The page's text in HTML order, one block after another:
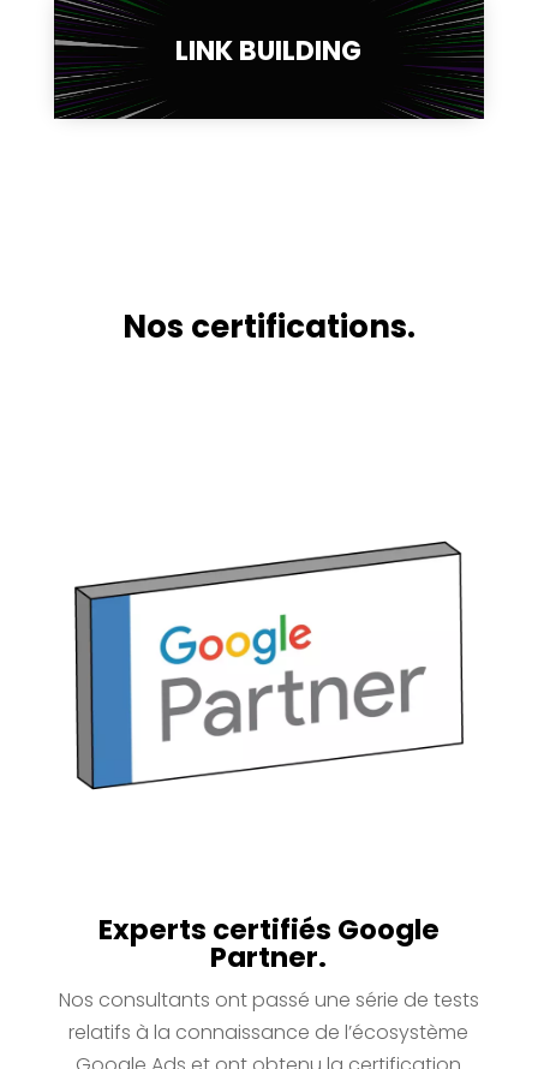
LINK BUILDING
Nos certifications.
Experts certifiés Google
Partner.
Nos consultants ont passé une série de tests
relatifs à la connaissance de l’écosystème